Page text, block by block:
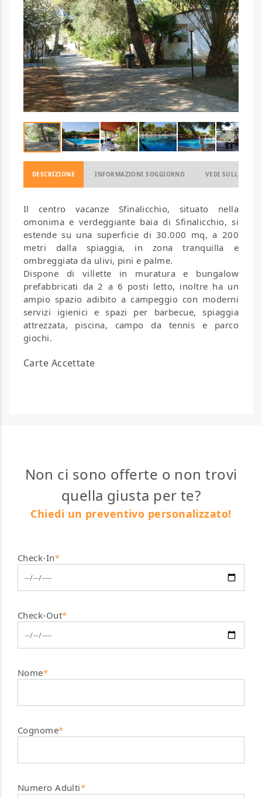
DESCRIZIONE INFORMAZIONI SOGGIORNO VEDI SULLA
Il centro vacanze Sfinalicchio, situato nella
omonima e verdeggiante baia di Sfinalicchio, si
estende su una superficie di 30.000 mq, a 200
metri dalla spiaggia, in zona tranquilla e
ombreggiata da ulivi, pini e palme.
Dispone di villette in muratura e bungalow
prefabbricati da 2 a 6 posti letto, inoltre ha un
ampio spazio adibito a campeggio con moderni
servizi igienici e spazi per barbecue, spiaggia
attrezzata, piscina, campo da tennis e parco
giochi.
Carte Accettate
Non ci sono offerte o non trovi
quella giusta per te?
Chiedi un preventivo personalizzato!
Check-In*
Check-Out*
Nome*
Cognome*
Numero Adulti*